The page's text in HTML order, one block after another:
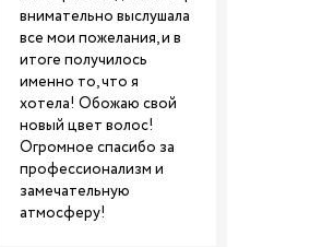
внимательно выслушала
все мои пожелания, и в
итоге получилось
именно то, что я
хотела! Обожаю свой
новый цвет волос!
Огромное спасибо за
профессионализм и
замечательную
атмосферу!